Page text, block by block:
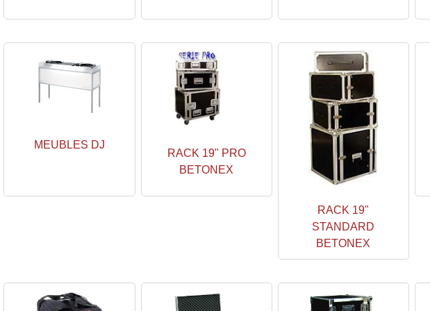
MEUBLES DJ
RACK 19" PRO
BETONEX
RACK 19"
STANDARD
BETONEX